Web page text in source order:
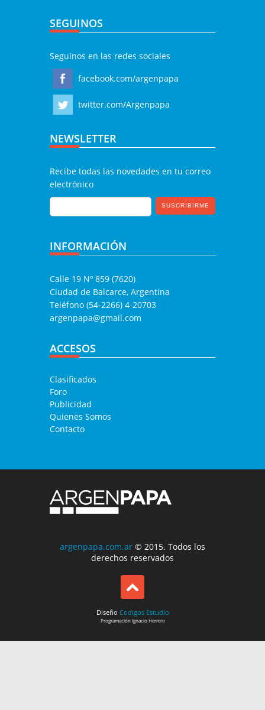
SEGUINOS
Seguinos en las redes sociales
facebook.com/argenpapa
twitter.com/Argenpapa
NEWSLETTER
Recibe todas las novedades en tu correo
electrónico
INFORMACIÓN
Calle 19 Nº 859 (7620)
Ciudad de Balcarce, Argentina
Teléfono (54-2266) 4-20703
argenpapa@gmail.com
ACCESOS
Clasificados
Foro
Publicidad
Quienes Somos
Contacto
argenpapa.com.ar © 2015. Todos los
derechos reservados
Diseño Codigos Estudio
ProgramaciónIgnacio Herrero